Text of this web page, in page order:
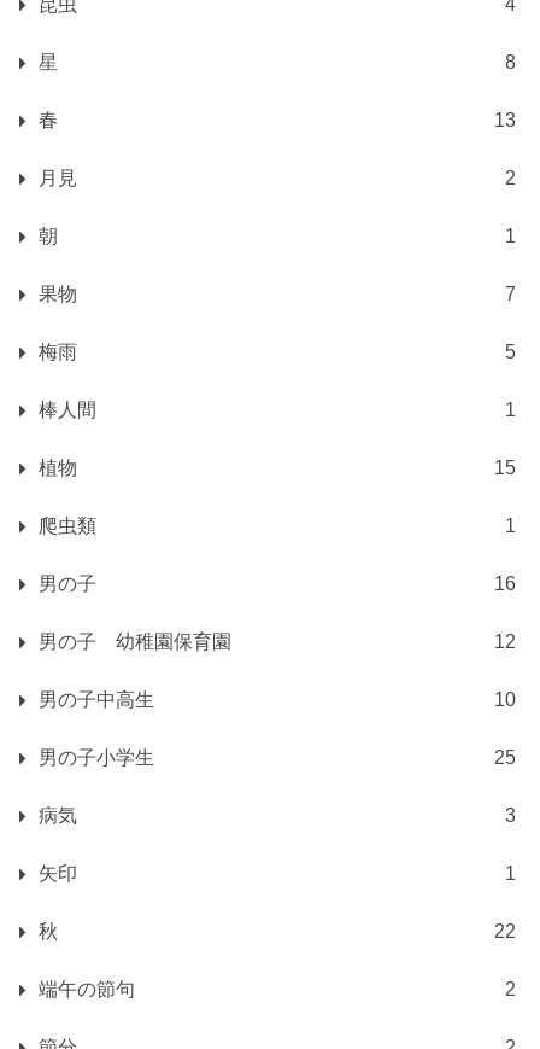
星 8
春 13
月見 2
朝 1
果物 7
梅雨 5
棒人間 1
植物 15
爬虫類 1
男の子 16
男の子 幼稚園保育園 12
男の子中高生 10
男の子小学生 25
病気 3
矢印 1
秋 22
端午の節句 2